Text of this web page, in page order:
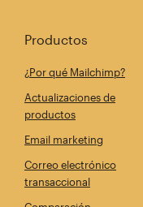
Productos
¿Por qué Mailchimp?
Actualizaciones de
productos
Email marketing
Correo electrónico
transaccional